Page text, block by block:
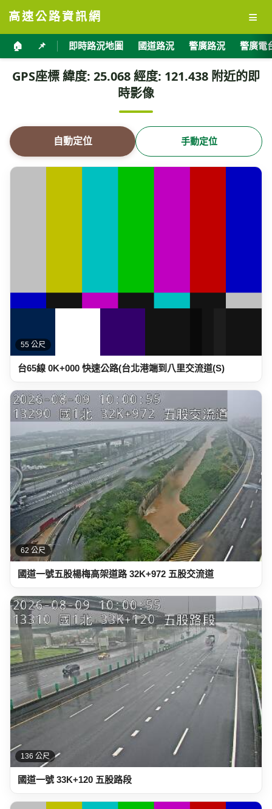
高速公路資訊網 ≡
🏠 📌 即時路況地圖 國道路況 警廣路況 警廣電
GPS座標 緯度: 25.068 經度: 121.438 附近的即
時影像
自動定位 手動定位
55 公尺
台65線 0K+000 快速公路(台北港端到八里交流道(S)
62 公尺
國道一號五股楊梅高架道路 32K+972 五股交流道
136 公尺
國道一號 33K+120 五股路段